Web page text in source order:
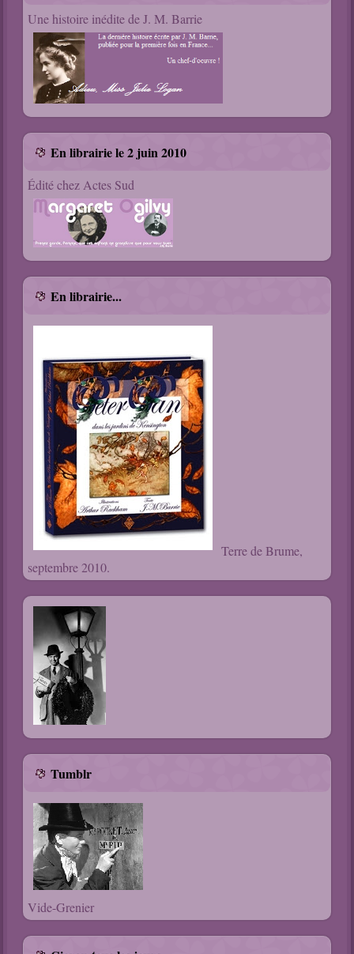
Une histoire inédite de J. M. Barrie
En librairie le 2 juin 2010
Édité chez Actes Sud
En librairie...
Terre de Brume,
septembre 2010.
Tumblr
Vide-Grenier